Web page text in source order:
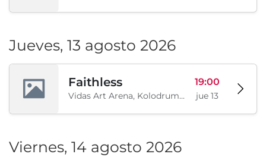
Jueves, 13 agosto 2026
Faithless
Vidas Art Arena, Kolodrum, Borisova gradina, Sofía, BG
19:00
jue 13
Viernes, 14 agosto 2026